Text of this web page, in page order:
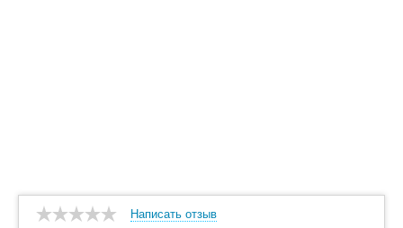
Написать отзыв